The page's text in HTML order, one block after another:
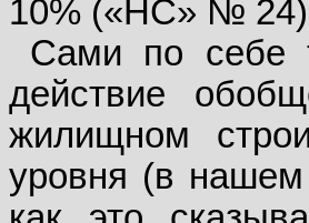
10% («НС» №
Сами по себе
действие
жилищном
уровня (в нашем